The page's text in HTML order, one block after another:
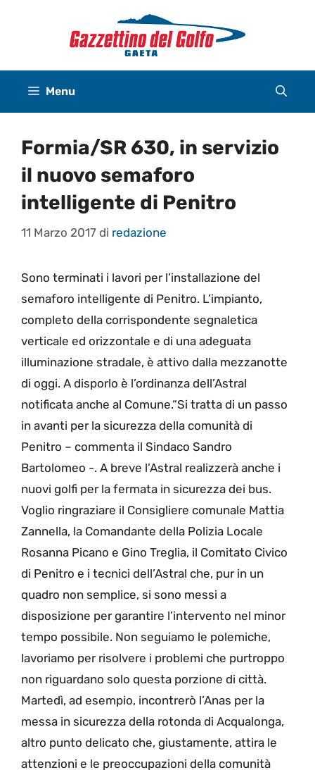
Menu
Formia/SR 630, in servizio
il nuovo semaforo
intelligente di Penitro
11 Marzo 2017 di redazione
Sono terminati i lavori per l’installazione del
semaforo intelligente di Penitro. L’impianto,
completo della corrispondente segnaletica
verticale ed orizzontale e di una adeguata
illuminazione stradale, è attivo dalla mezzanotte
di oggi. A disporlo è l’ordinanza dell’Astral
notificata anche al Comune.“Si tratta di un passo
in avanti per la sicurezza della comunità di
Penitro – commenta il Sindaco Sandro
Bartolomeo -. A breve l’Astral realizzerà anche i
nuovi golfi per la fermata in sicurezza dei bus.
Voglio ringraziare il Consigliere comunale Mattia
Zannella, la Comandante della Polizia Locale
Rosanna Picano e Gino Treglia, il Comitato Civico
di Penitro e i tecnici dell’Astral che, pur in un
quadro non semplice, si sono messi a
disposizione per garantire l’intervento nel minor
tempo possibile. Non seguiamo le polemiche,
lavoriamo per risolvere i problemi che purtroppo
non riguardano solo questa porzione di città.
Martedì, ad esempio, incontrerò l’Anas per la
messa in sicurezza della rotonda di Acqualonga,
altro punto delicato che, giustamente, attira le
attenzioni e le preoccupazioni della comunità